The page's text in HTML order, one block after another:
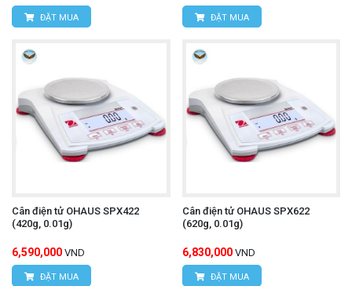
ĐẶT MUA ĐẶT MUA
Cân điện tử OHAUS SPX422
(420g, 0.01g)
6,590,000 VND
ĐẶT MUA
Cân điện tử OHAUS SPX622
(620g, 0.01g)
6,830,000 VND
ĐẶT MUA